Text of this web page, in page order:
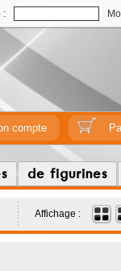
:
compte
de figurines
Affichage :